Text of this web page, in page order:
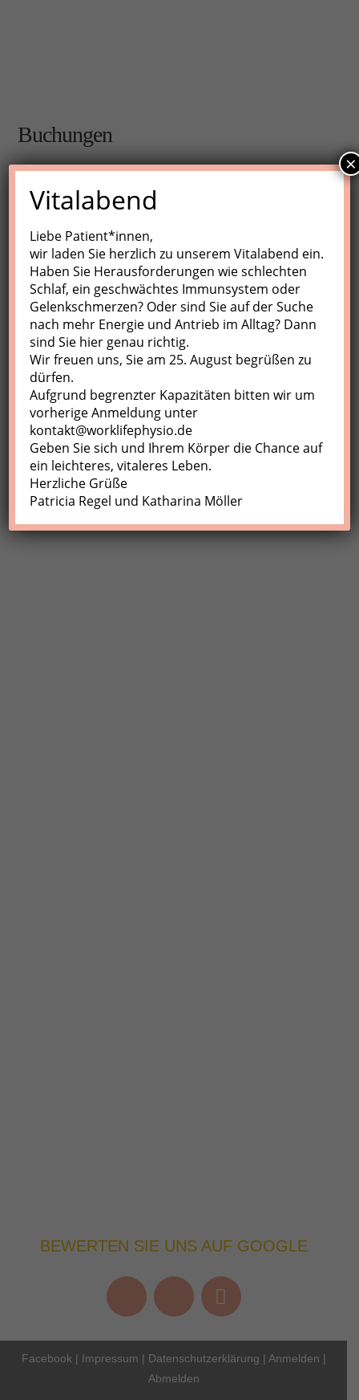
Buchungen
Buchungen sind für diese Veranstaltung nicht mehr
möglich.
Nächste Kurse
Keine Veranstaltungen
Profil
Meine Buchungen
Abmelden
BEWERTEN SIE UNS AUF GOOGLE
Facebook | Impressum | Datenschutzerklärung | Anmelden |
Abmelden
Vitalabend
Liebe Patient*innen,
wir laden Sie herzlich zu unserem Vitalabend ein.
Haben Sie Herausforderungen wie schlechten
Schlaf, ein geschwächtes Immunsystem oder
Gelenkschmerzen? Oder sind Sie auf der Suche
nach mehr Energie und Antrieb im Alltag? Dann
sind Sie hier genau richtig.
Wir freuen uns, Sie am 25. August begrüßen zu
dürfen.
Aufgrund begrenzter Kapazitäten bitten wir um
vorherige Anmeldung unter
kontakt@worklifephysio.de
Geben Sie sich und Ihrem Körper die Chance auf
ein leichteres, vitaleres Leben.
Herzliche Grüße
Patricia Regel und Katharina Möller
×